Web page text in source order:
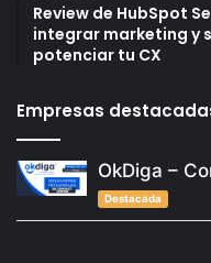
Review de HubSpot
integrar marketing y
potenciar tu CX
Empresas
OkDiga –
Destacada